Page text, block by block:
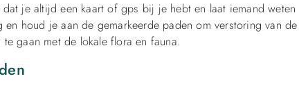
je altijd een kaart of gps bij je hebt en laat iemand weten
houd je aan de gemarkeerde paden om verstoring van de
gaan met de lokale flora en fauna.